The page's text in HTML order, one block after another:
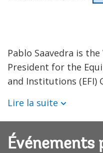
Pablo Saavedra is the
President for the
and Institutions (EFI)
Lire la suite
Événements